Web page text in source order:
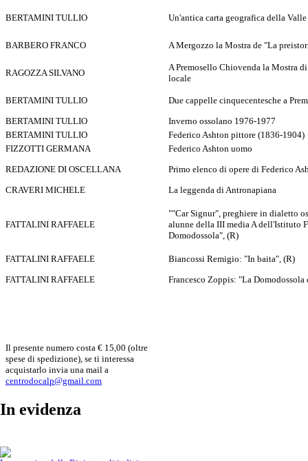
BERTAMINI TULLIO Un'antica carta geografica della
BARBERO FRANCO A Mergozzo la Mostra de "La
RAGOZZA SILVANO
A Premosello Chiovenda la Mostra
locale
BERTAMINI TULLIO
Due cappelle cinquecentesche a
BERTAMINI TULLIO
Inverno ossolano 1976-1977
BERTAMINI TULLIO
Federico Ashton pittore (1836-1904)
FIZZOTTI GERMANA
Federico Ashton uomo
REDAZIONE DI OSCELLANA
Primo elenco di opere di Federico
CRAVERI MICHELE
La leggenda di Antronapiana
FATTALINI RAFFAELE
""Car Signur", preghiere in dialetto
alunne della III media A dell'Istituto
Domodossola", (R)
FATTALINI RAFFAELE
Biancossi Remigio: "In baita", (R)
FATTALINI RAFFAELE
Francesco Zoppis: "La
Il presente numero costa € 15,00 (oltre
spese di spedizione), se ti interessa
acquistarlo invia una mail a
centrodocalp@gmail.com
In evidenza